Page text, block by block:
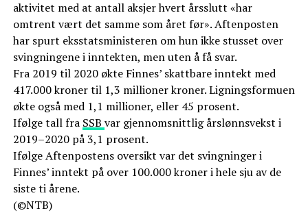
aktivitet med at antall aksjer hvert årsslutt «har
omtrent vært det samme som året før». Aftenposten
har spurt eksstatsministeren om hun ikke stusset over
svingningene i inntekten, men uten å få svar.
Fra 2019 til 2020 økte Finnes’ skattbare inntekt med
417.000 kroner til 1,3 millioner kroner. Ligningsformuen
økte også med 1,1 millioner, eller 45 prosent.
Ifølge tall fra SSB var gjennomsnittlig årslønnsvekst i
2019–2020 på 3,1 prosent.
Ifølge Aftenpostens oversikt var det svingninger i
Finnes’ inntekt på over 100.000 kroner i hele sju av de
siste ti årene.
(©NTB)